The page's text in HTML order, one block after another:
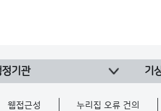
기관 기
웹접근성 누리집 오류 건의